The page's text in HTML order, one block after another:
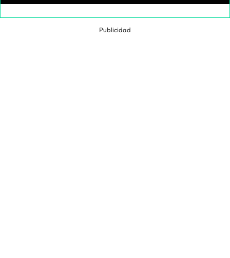
Publicidad